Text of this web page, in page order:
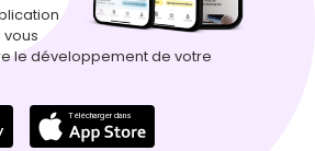
le développement de votre